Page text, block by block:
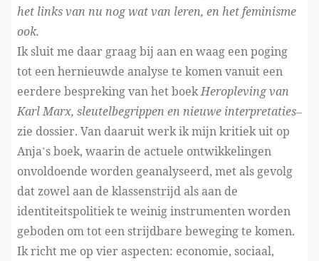
het links van nu nog wat van leren, en het feminisme
ook.
Ik sluit me daar graag bij aan en waag een poging
tot een hernieuwde analyse te komen vanuit een
eerdere bespreking van het boekHeropleving van
Karl Marx, sleutelbegrippen en nieuwe interpretaties–
zie dossier. Van daaruit werk ik mijn kritiek uit op
Anja’s boek, waarin de actuele ontwikkelingen
onvoldoende worden geanalyseerd, met als gevolg
dat zowel aan de klassenstrijd als aan de
identiteitspolitiek te weinig instrumenten worden
geboden om tot een strijdbare beweging te komen.
Ik richt me op vier aspecten: economie, sociaal,